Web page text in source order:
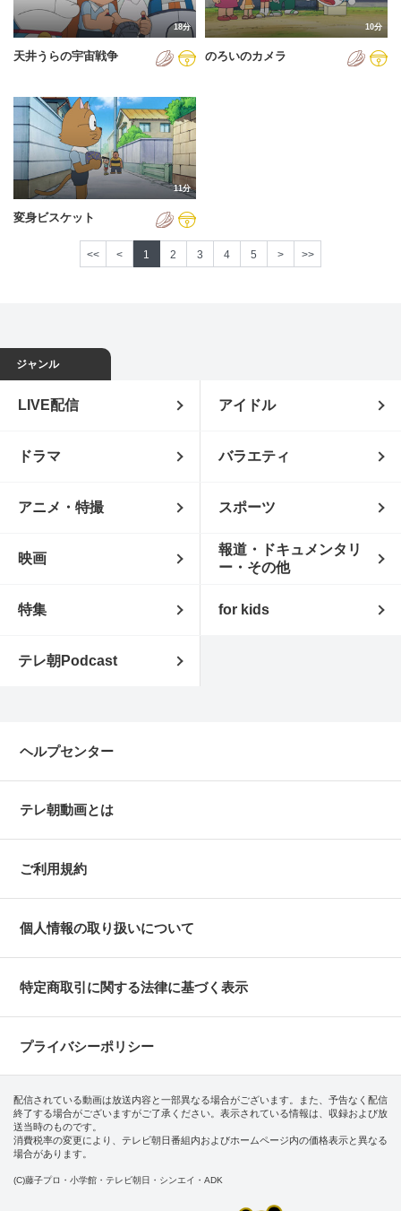
18分
天井うらの宇宙戦争
10分
のろいのカメラ
11分
変身ビスケット
<< < 1 2 3 4 5 > >>
ジャンル
LIVE配信 アイドル
ドラマ バラエティ
アニメ・特撮 スポーツ
映画
報道・ドキュメンタリ
ー・その他
特集 for kids
テレ朝Podcast
ヘルプセンター
テレ朝動画とは
ご利用規約
個人情報の取り扱いについて
特定商取引に関する法律に基づく表示
プライバシーポリシー
配信されている動画は放送内容と一部異なる場合がございます。また、予告なく配信
終了する場合がございますがご了承ください。表示されている情報は、収録および放
送当時のものです。
消費税率の変更により、テレビ朝日番組内およびホームページ内の価格表示と異なる
場合があります。
(C)藤子プロ・小学館・テレビ朝日・シンエイ・ADK